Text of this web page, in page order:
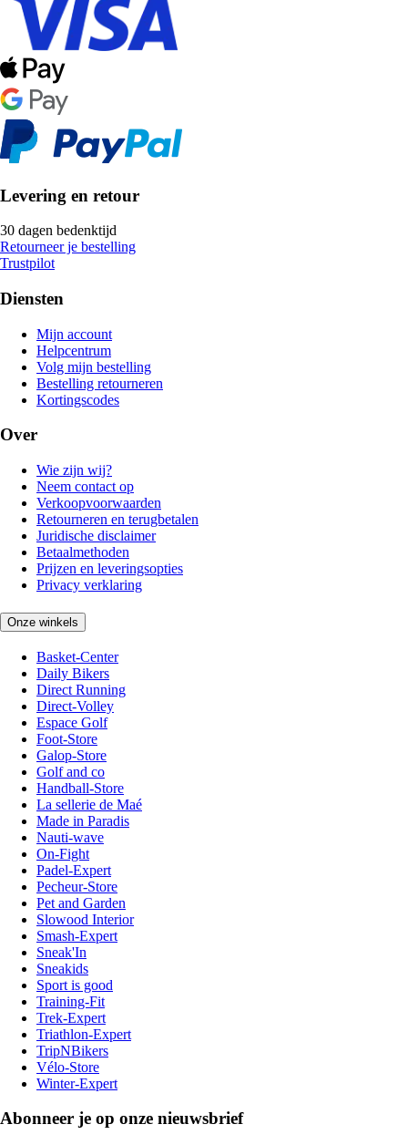
Levering en retour
30 dagen bedenktijd
Retourneer je bestelling
Trustpilot
Diensten
Mijn account
Helpcentrum
Volg mijn bestelling
Bestelling retourneren
Kortingscodes
Over
Wie zijn wij?
Neem contact op
Verkoopvoorwaarden
Retourneren en terugbetalen
Juridische disclaimer
Betaalmethoden
Prijzen en leveringsopties
Privacy verklaring
Onze winkels
Basket-Center
Daily Bikers
Direct Running
Direct-Volley
Espace Golf
Foot-Store
Galop-Store
Golf and co
Handball-Store
La sellerie de Maé
Made in Paradis
Nauti-wave
On-Fight
Padel-Expert
Pecheur-Store
Pet and Garden
Slowood Interior
Smash-Expert
Sneak'In
Sneakids
Sport is good
Training-Fit
Trek-Expert
Triathlon-Expert
TripNBikers
Vélo-Store
Winter-Expert
Abonneer je op onze nieuwsbrief